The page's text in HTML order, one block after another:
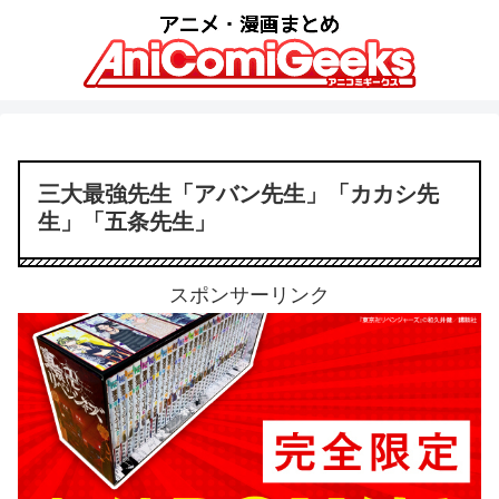
三大最強先生「アバン先生」「カカシ先
生」「五条先生」
スポンサーリンク